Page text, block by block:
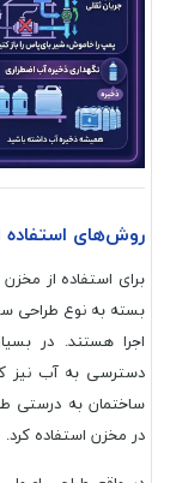
روش‌های
برای استفاده از
بسته به نوع طراحی
اجرا هستند. در
دسترسی به آب نیز
ساختمان به درستی
در مخزن استفاده کرد.